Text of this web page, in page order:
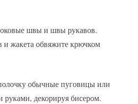
швы и швы рукавов.
жакета обвяжите крючком
обычные пуговицы или
декорируя бисером.